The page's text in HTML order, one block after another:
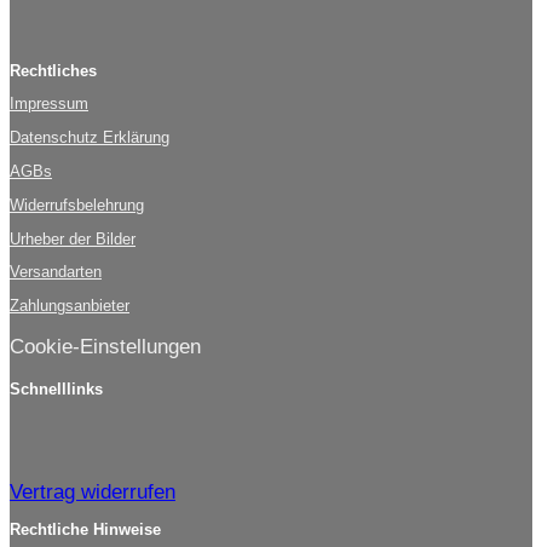
Rechtliches
Impressum
Datenschutz Erklärung
AGBs
Widerrufsbelehrung
Urheber der Bilder
Versandarten
Zahlungsanbieter
Cookie-Einstellungen
Schnelllinks
Vertrag widerrufen
Rechtliche Hinweise